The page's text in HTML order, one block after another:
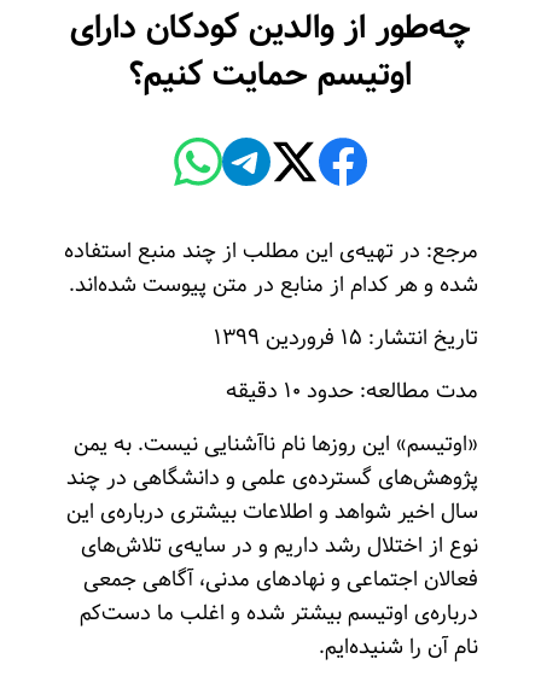
چه‌طور از والدین کودکان دارای
اوتیسم حمایت کنیم؟
مرجع: در تهیه‌ی این مطلب از چند منبع استفاده
شده و هر کدام از منابع در متن پیوست شده‌اند.
تاریخ انتشار: ۱۵ فروردین ۱۳۹۹
مدت مطالعه: حدود ۱۰ دقیقه
«اوتیسم» این روزها نام ناآشنایی نیست. به یمن
پژوهش‌های گسترده‌ی علمی و دانشگاهی در چند
سال اخیر شواهد و اطلاعات بیشتری درباره‌ی این
نوع از اختلال رشد داریم و در سایه‌ی تلاش‌های
فعالان اجتماعی و نهادهای مدنی، آگاهی جمعی
درباره‌ی اوتیسم بیشتر شده و اغلب ما دست‌کم
نام آن را شنیده‌ایم.